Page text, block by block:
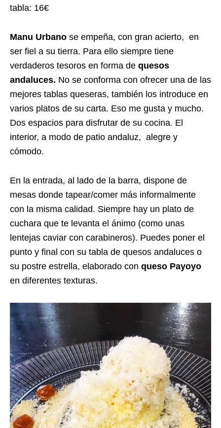
tabla: 16€
Manu Urbano se empeña, con gran acierto, en
ser fiel a su tierra. Para ello siempre tiene
verdaderos tesoros en forma de quesos
andaluces. No se conforma con ofrecer una de las
mejores tablas queseras, también los introduce en
varios platos de su carta. Eso me gusta y mucho.
Dos espacios para disfrutar de su cocina. El
interior, a modo de patio andaluz, alegre y
cómodo.
En la entrada, al lado de la barra, dispone de
mesas donde tapear/comer más informalmente
con la misma calidad. Siempre hay un plato de
cuchara que te levanta el ánimo (como unas
lentejas caviar con carabineros). Puedes poner el
punto y final con su tabla de quesos andaluces o
su postre estrella, elaborado con queso Payoyo
en diferentes texturas.